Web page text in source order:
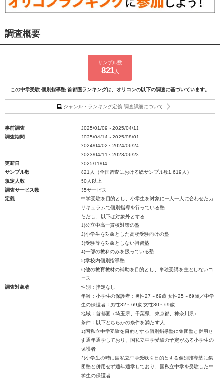
調査概要
サンプル数
821人
この中学受験 個別指導塾 首都圏ランキングは、オリコンの以下の調査に基づいています。
ジャンル・ランキング定義 調査詳細について
事前調査
2025/01/09～2025/04/11
調査期間
2025/04/14～2025/08/01
2024/04/02～2024/06/24
2023/04/11～2023/06/28
更新日
2025/11/04
サンプル数
821人（全国調査における総サンプル数1,619人）
規定人数
50人以上
調査サービス数
35サービス
定義
中学受験を目的とし、小学生を対象に一人一人に合わせたカ
リキュラムで個別指導を行っている塾
ただし、以下は対象外とする
1)公立中高一貫校対策の塾
2)小学生を対象とした高校受験向けの塾
3)受験等を対象としない補習塾
4)一部の教科のみを扱っている塾
5)学校内個別指導塾
6)他の教育教材の補助を目的とし、単独受講を主としないコ
ース
調査対象者
性別：指定なし
年齢：小学生の保護者：男性27～69歳 女性25～69歳／中学
生の保護者：男性32～69歳 女性30～69歳
地域：首都圏（埼玉県、千葉県、東京都、神奈川県）
条件：以下どちらかの条件を満たす人
1)国私立中学受験を目的とする個別指導塾に集団塾と併用せ
ず通年通学しており、国私立中学受験の予定がある小学生の
保護者
2)小学生の時に国私立中学受験を目的とする個別指導塾に集
団塾と併用せず通年通学しており、国私立中学を受験した中
学生の保護者